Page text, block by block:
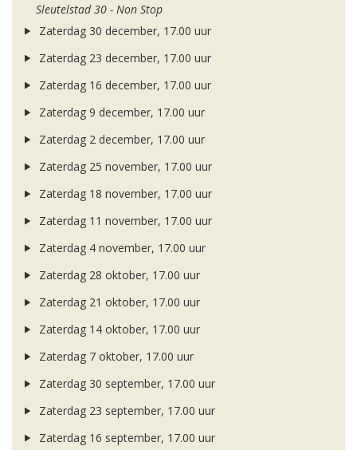
Sleutelstad 30 - Non Stop
Zaterdag 30 december, 17.00 uur
Zaterdag 23 december, 17.00 uur
Zaterdag 16 december, 17.00 uur
Zaterdag 9 december, 17.00 uur
Zaterdag 2 december, 17.00 uur
Zaterdag 25 november, 17.00 uur
Zaterdag 18 november, 17.00 uur
Zaterdag 11 november, 17.00 uur
Zaterdag 4 november, 17.00 uur
Zaterdag 28 oktober, 17.00 uur
Zaterdag 21 oktober, 17.00 uur
Zaterdag 14 oktober, 17.00 uur
Zaterdag 7 oktober, 17.00 uur
Zaterdag 30 september, 17.00 uur
Zaterdag 23 september, 17.00 uur
Zaterdag 16 september, 17.00 uur